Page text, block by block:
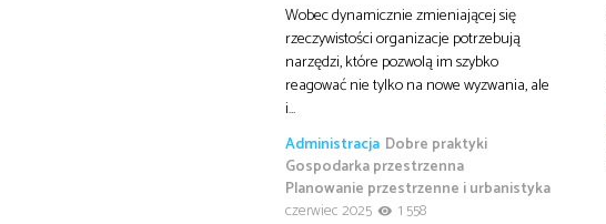
Wobec dynamicznie zmieniającej się
rzeczywistości organizacje potrzebują
narzędzi, które pozwolą im szybko
reagować nie tylko na nowe wyzwania, ale
i…
Administracja Dobre praktyki
Gospodarka przestrzenna
Planowanie przestrzenne i urbanistyka
czerwiec 2025
1 558